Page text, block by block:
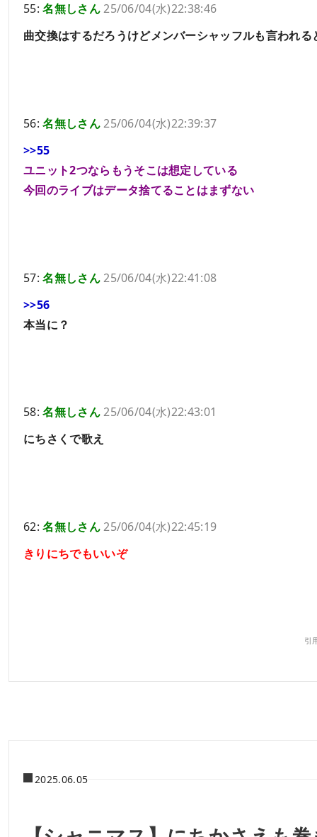
55:名無しさん25/06/04(水)22:38:46
曲交換はするだろうけどメンバーシャッフルも言われる
56:名無しさん25/06/04(水)22:39:37
>>55
ユニット2つならもうそこは想定している
今回のライブはデータ捨てることはまずない
57:名無しさん25/06/04(水)22:41:08
>>56
本当に？
58:名無しさん25/06/04(水)22:43:01
にちさくで歌え
62:名無しさん25/06/04(水)22:45:19
きりにちでもいいぞ
引
2025.06.05